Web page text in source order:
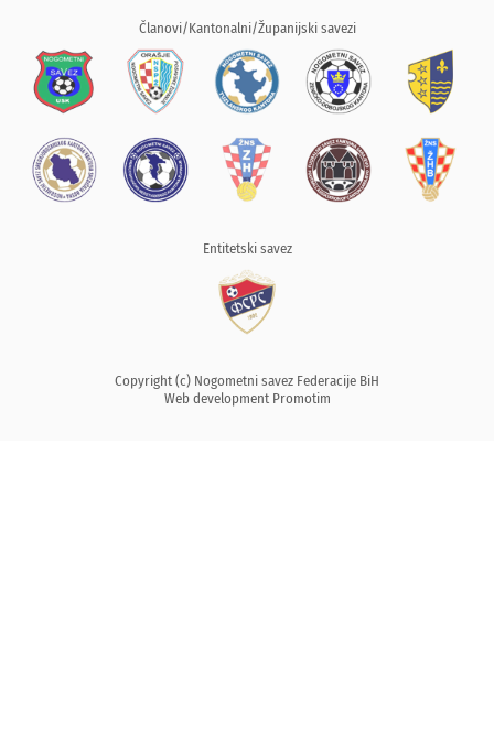
Članovi/Kantonalni/Županijski savezi
Entitetski savez
Copyright (c) Nogometni savez Federacije BiH
Web development Promotim